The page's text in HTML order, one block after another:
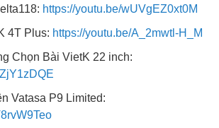
https://youtu.be/wUVgEZ0xt0M
4T Plus: https://youtu.be/A_2mwtl-H_M
Chọn Bài VietK 22 inch:
Vatasa P9 Limited: